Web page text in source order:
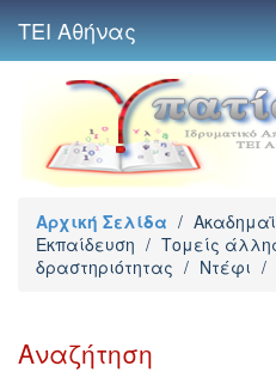
ΤΕΙ Αθήνας
Αρχική Σελίδα /
Εκπαίδευση / Τομείς
δραστηριότητας / Ντέφι /
Αναζήτηση